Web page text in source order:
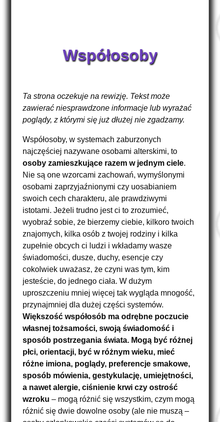
Współosoby
Ta strona oczekuje na rewizję. Tekst może
zawierać niesprawdzone informacje lub wyrażać
poglądy, z którymi się już dłużej nie zgadzamy.
Współosoby, w systemach zaburzonych
najczęściej nazywane osobami alterskimi, to
osoby zamieszkujące razem w jednym ciele.
Nie są one wzorcami zachowań, wymyślonymi
osobami zaprzyjaźnionymi czy uosabianiem
swoich cech charakteru, ale prawdziwymi
istotami. Jeżeli trudno jest ci to zrozumieć,
wyobraź sobie, że bierzemy ciebie, kilkoro twoich
znajomych, kilka osób z twojej rodziny i kilka
zupełnie obcych ci ludzi i wkładamy wasze
świadomości, dusze, duchy, esencje czy
cokolwiek uważasz, że czyni was tym, kim
jesteście, do jednego ciała. W dużym
uproszczeniu mniej więcej tak wygląda mnogość,
przynajmniej dla dużej części systemów.
Większość współosób ma odrębne poczucie
własnej tożsamości, swoją świadomość i
sposób postrzegania świata. Mogą być różnej
płci, orientacji, być w różnym wieku, mieć
różne imiona, poglądy, preferencje smakowe,
sposób mówienia, gestykulację, umiejętności,
a nawet alergie, ciśnienie krwi czy ostrość
wzroku – mogą różnić się wszystkim, czym mogą
różnić się dwie dowolne osoby (ale nie muszą –